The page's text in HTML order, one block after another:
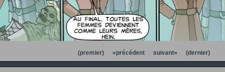
(premier) «précédent suivant» (dernier)